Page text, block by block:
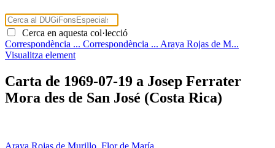
Cerca en aquesta col·lecció
Correspondència ... Correspondència ... Araya Rojas de M...
Visualitza element
Carta de 1969-07-19 a Josep Ferrater
Mora des de San José (Costa Rica)
Araya Rojas de Murillo, Flor de María